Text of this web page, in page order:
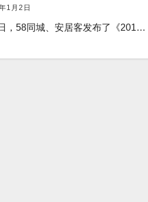
1月2日
58同城、安居客发布了《201…